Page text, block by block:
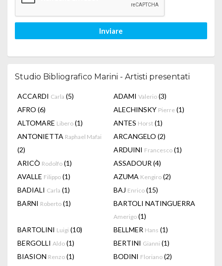
Inviare
Studio Bibliografico Marini - Artisti presentati
ACCARDI Carla (5) ADAMI Valerio (3)
AFRO (6) ALECHINSKY Pierre (1)
ALTOMARE Libero (1) ANTES Horst (1)
ANTONIETTA Raphael Mafai
(2)
ARCANGELO (2)
ARDUINI Francesco (1)
ARICÒ Rodolfo (1) ASSADOUR (4)
AVALLE Filippo (1) AZUMA Kengiro (2)
BADIALI Carla (1) BAJ Enrico (15)
BARNI Roberto (1) BARTOLI NATINGUERRA
Amerigo (1)
BARTOLINI Luigi (10) BELLMER Hans (1)
BERGOLLI Aldo (1) BERTINI Gianni (1)
BIASION Renzo (1) BODINI Floriano (2)